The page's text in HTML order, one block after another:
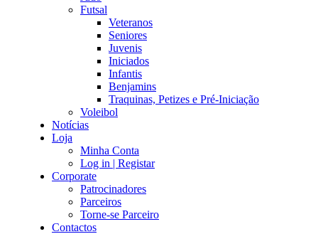
Futsal
Veteranos
Seniores
Juvenis
Iniciados
Infantis
Benjamins
Traquinas, Petizes e Pré-Iniciação
Voleibol
Notícias
Loja
Minha Conta
Log in | Registar
Corporate
Patrocinadores
Parceiros
Torne-se Parceiro
Contactos